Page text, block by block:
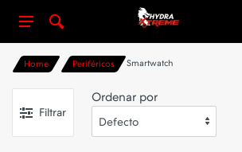
Home Periféricos Smartwatch
Filtrar
Ordenar por